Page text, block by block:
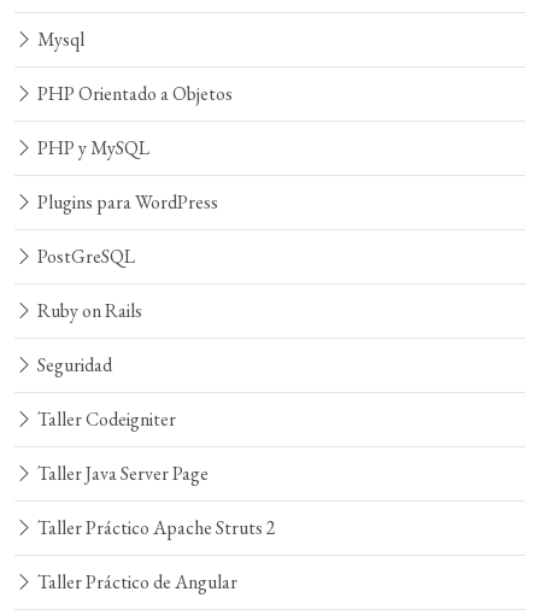
Mysql
PHP Orientado a Objetos
PHP y MySQL
Plugins para WordPress
PostGreSQL
Ruby on Rails
Seguridad
Taller Codeigniter
Taller Java Server Page
Taller Práctico Apache Struts 2
Taller Práctico de Angular